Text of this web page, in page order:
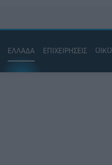
ΕΛΛΑΔΑ ΕΠΙΧΕΙΡΗΣΕΙΣ